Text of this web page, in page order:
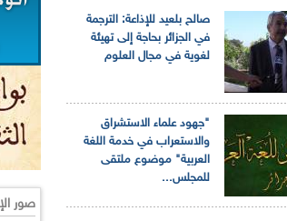
صالح بلعيد للإذاعة: الترجمة
في الجزائر بحاجة إلى تهيئة
لغوية في مجال العلوم
"جهود علماء الاستشراق
والاستعراب في خدمة اللغة
العربية" موضوع ملتقى
للمجلس...
صور